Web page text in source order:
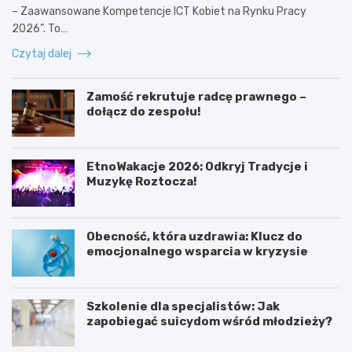
– Zaawansowane Kompetencje ICT Kobiet na Rynku Pracy
2026”. To…
Czytaj dalej
Zamość rekrutuje radcę prawnego –
dołącz do zespołu!
EtnoWakacje 2026: Odkryj Tradycje i
Muzykę Roztocza!
Obecność, która uzdrawia: Klucz do
emocjonalnego wsparcia w kryzysie
Szkolenie dla specjalistów: Jak
zapobiegać suicydom wśród młodzieży?
K
Z